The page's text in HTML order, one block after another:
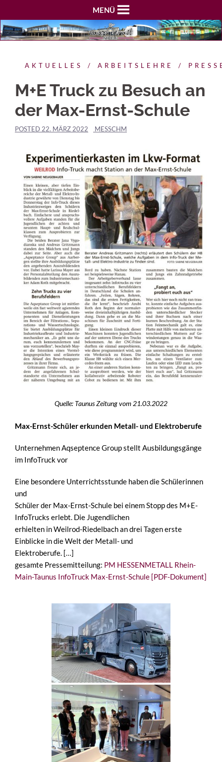
MENÜ
AKTUELLES ARBEITSLEHRE
M+E Truck zu Besuch an
der Max-Ernst-Schule
POSTED 22. MÄRZ 2022 MESSCHM
Quelle: Taunus Zeitung vom 21.03.2022
Max-Ernst-Schüler erkunden Metall- und Elektroberufe
Unternehmen Aqseptence Group stellt Ausbildungsgänge
im InfoTruck vor
Eine besondere Unterrichtsstunde haben die Schülerinnen
und
Schüler der Max-Ernst-Schule bei einem Stopp des M+E-
InfoTrucks erlebt. Die Jugendlichen
erhielten in Weilrod-Riedelbach an drei Tagen erste
Einblicke in die Welt der Metall- und
Elektroberufe. […]
gesamte Pressemitteilung: PM HESSENMETALL Rhein-
Main-Taunus InfoTruck Max-Ernst-Schule [PDF-Dokument]